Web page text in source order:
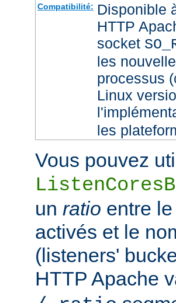
Compatibilité: Disponible
HTTP
socket
les
processus
Linux
les
Vous pouvez
un ratio entre
activés et le
(listeners'
HTTP Apache